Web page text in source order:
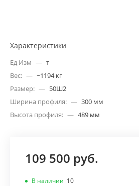
Характеристики
Ед Изм — т
Вес: — ~1194 кг
Размер: — 50Ш2
Ширина профиля: — 300 мм
Высота профиля: — 489 мм
109 500 руб.
В наличии 10